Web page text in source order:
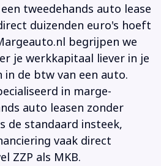
tweedehands auto lease
duizenden euro's hoeft
begrijpen we
je werkkapitaal liever in je
de btw van een auto.
in marge-
auto leasen zonder
de standaard insteek,
vaak direct
ZZP als MKB.